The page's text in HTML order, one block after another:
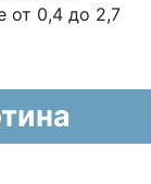
от 0,4 до 2,7